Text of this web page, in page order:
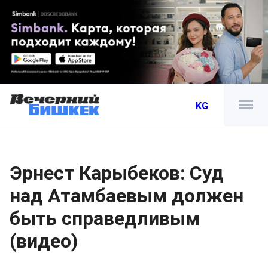
KG
Эрнест Карыбеков: Суд
над Атамбаевым должен
быть справедливым
(видео)